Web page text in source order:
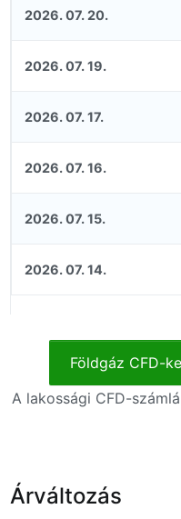
2026. 07. 20.
2026. 07. 19.
2026. 07. 17.
2026. 07. 16.
2026. 07. 15.
2026. 07. 14.
Földgáz CFD-
A lakossági CFD-
Árváltozás